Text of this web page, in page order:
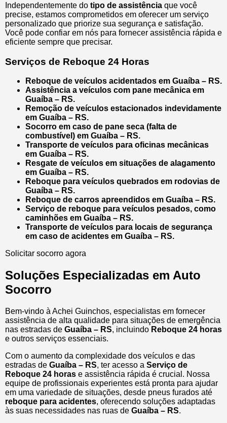
Independentemente do tipo de assistência que você
precise, estamos comprometidos em oferecer um serviço
personalizado que priorize sua segurança e satisfação.
Você pode confiar em nós para fornecer assistência rápida e
eficiente sempre que precisar.
Serviços de Reboque 24 Horas
Reboque de veículos acidentados em Guaíba – RS.
Assistência a veículos com pane mecânica em
Guaíba – RS.
Remoção de veículos estacionados indevidamente
em Guaíba – RS.
Socorro em caso de pane seca (falta de
combustível) em Guaíba – RS.
Transporte de veículos para oficinas mecânicas
em Guaíba – RS.
Resgate de veículos em situações de alagamento
em Guaíba – RS.
Reboque para veículos quebrados em rodovias de
Guaíba – RS.
Reboque de carros apreendidos em Guaíba – RS.
Serviço de reboque para veículos pesados, como
caminhões em Guaíba – RS.
Transporte de veículos para locais de segurança
em caso de acidentes em Guaíba – RS.
Solicitar socorro agora
Soluções Especializadas em Auto
Socorro
Bem-vindo à Achei Guinchos, especialistas em fornecer
assistência de alta qualidade para situações de emergência
nas estradas de Guaíba – RS, incluindo Reboque 24 horas
e outros serviços essenciais.
Com o aumento da complexidade dos veículos e das
estradas de Guaíba – RS, ter acesso a Serviço de
Reboque 24 horas e assistência rápida é crucial. Nossa
equipe de profissionais experientes está pronta para ajudar
em uma variedade de situações, desde pneus furados até
reboque para acidentes, oferecendo soluções adaptadas
às suas necessidades nas ruas de Guaíba – RS.